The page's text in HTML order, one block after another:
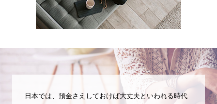
日本では、預金さえしておけば大丈夫といわれる時代